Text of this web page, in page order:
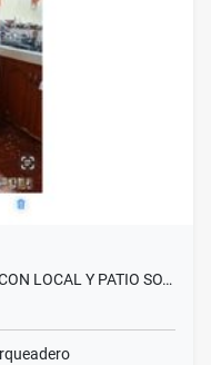
LOCAL Y PATIO SO…